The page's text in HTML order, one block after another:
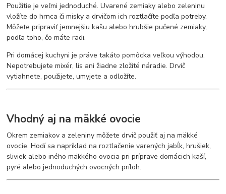
Použitie je veľmi jednoduché. Uvarené zemiaky alebo zeleninu
vložíte do hrnca či misky a drvičom ich roztlačíte podľa potreby.
Môžete pripraviť jemnejšiu kašu alebo hrubšie pučené zemiaky,
podľa toho, čo máte radi.
Pri domácej kuchyni je práve takáto pomôcka veľkou výhodou.
Nepotrebujete mixér, lis ani žiadne zložité náradie. Drvič
vytiahnete, použijete, umyjete a odložíte.
Vhodný aj na mäkké ovocie
Okrem zemiakov a zeleniny môžete drvič použiť aj na mäkké
ovocie. Hodí sa napríklad na roztlačenie varených jabĺk, hrušiek,
sliviek alebo iného mäkkého ovocia pri príprave domácich kaší,
pyré alebo jednoduchých ovocných príloh.